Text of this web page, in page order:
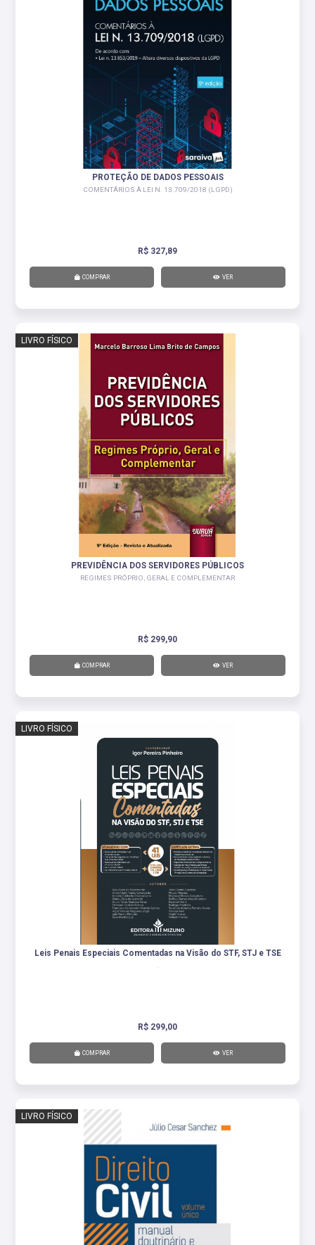
PROTEÇÃO DE DADOS PESSOAIS
COMENTÁRIOS À LEI N. 13.709/2018 (LGPD)
R$ 327,89
COMPRAR VER
LIVRO FÍSICO
PREVIDÊNCIA DOS SERVIDORES PÚBLICOS
REGIMES PRÓPRIO, GERAL E COMPLEMENTAR
R$ 299,90
COMPRAR VER
LIVRO FÍSICO
Leis Penais Especiais Comentadas na Visão do STF, STJ e TSE
R$ 299,00
COMPRAR VER
LIVRO FÍSICO